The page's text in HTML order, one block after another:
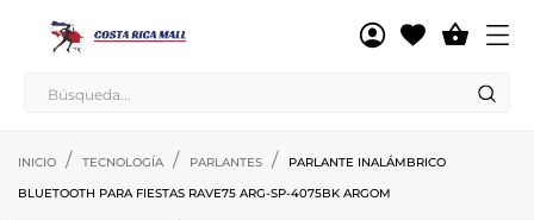

INICIO TECNOLOGÍA PARLANTES
PARLANTE INALÁMBRICO
BLUETOOTH PARA FIESTAS RAVE75 ARG-SP-4075BK ARGOM